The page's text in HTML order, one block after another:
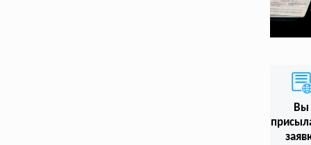
Вы